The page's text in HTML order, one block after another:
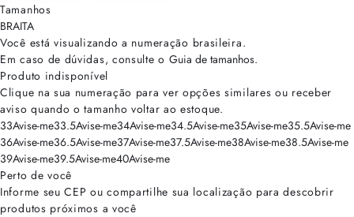
Tamanhos
BRAITA
Você está visualizando a numeração brasileira.
Em caso de dúvidas, consulte o Guia de tamanhos.
Produto indisponível
Clique na sua numeração para ver opções similares ou receber
aviso quando o tamanho voltar ao estoque.
33Avise-me33.5Avise-me34Avise-me34.5Avise-me35Avise-me35.5Avise-me
36Avise-me36.5Avise-me37Avise-me37.5Avise-me38Avise-me38.5Avise-me
39Avise-me39.5Avise-me40Avise-me
Perto de você
Informe seu CEP ou compartilhe sua localização para descobrir
produtos próximos a você